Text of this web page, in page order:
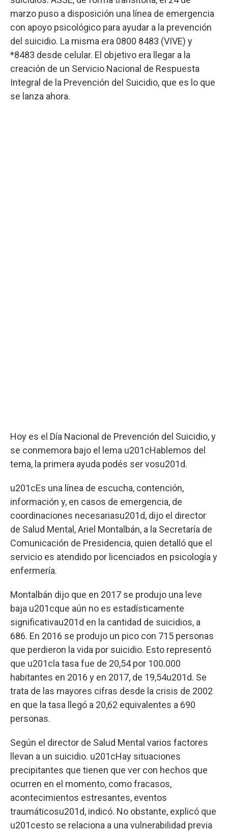
marzo puso a disposición una línea de emergencia
con apoyo psicológico para ayudar a la prevención
del suicidio. La misma era 0800 8483 (VIVE) y
*8483 desde celular. El objetivo era llegar a la
creación de un Servicio Nacional de Respuesta
Integral de la Prevención del Suicidio, que es lo que
se lanza ahora.
Hoy es el Día Nacional de Prevención del Suicidio, y
se conmemora bajo el lema u201cHablemos del
tema, la primera ayuda podés ser vosu201d.
u201cEs una línea de escucha, contención,
información y, en casos de emergencia, de
coordinaciones necesariasu201d, dijo el director
de Salud Mental, Ariel Montalbán, a la Secretaría de
Comunicación de Presidencia, quien detalló que el
servicio es atendido por licenciados en psicología y
enfermería.
Montalbán dijo que en 2017 se produjo una leve
baja u201cque aún no es estadísticamente
significativau201d en la cantidad de suicidios, a
686. En 2016 se produjo un pico con 715 personas
que perdieron la vida por suicidio. Esto representó
que u201cla tasa fue de 20,54 por 100.000
habitantes en 2016 y en 2017, de 19,54u201d. Se
trata de las mayores cifras desde la crisis de 2002
en que la tasa llegó a 20,62 equivalentes a 690
personas.
Según el director de Salud Mental varios factores
llevan a un suicidio. u201cHay situaciones
precipitantes que tienen que ver con hechos que
ocurren en el momento, como fracasos,
acontecimientos estresantes, eventos
traumáticosu201d, indicó. No obstante, explicó que
u201cesto se relaciona a una vulnerabilidad previa